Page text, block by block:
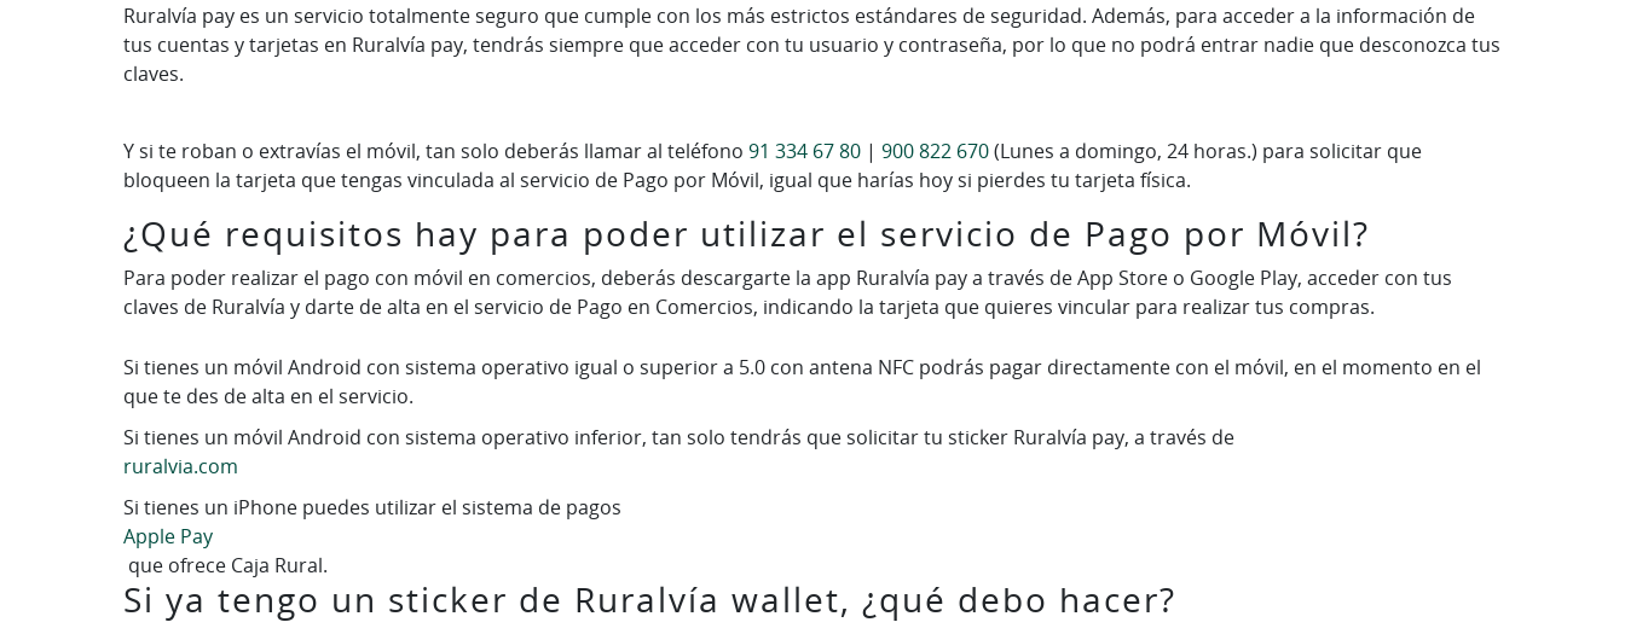
Ruralvía pay es un servicio totalmente seguro que cumple con los más estrictos estándares de seguridad. Además, para acceder a la información de
tus cuentas y tarjetas en Ruralvía pay, tendrás siempre que acceder con tu usuario y contraseña, por lo que no podrá entrar nadie que desconozca tus
claves.
Y si te roban o extravías el móvil, tan solo deberás llamar al teléfono 91 334 67 80 | 900 822 670(Lunes a domingo, 24 horas.) para solicitar que
bloqueen la tarjeta que tengas vinculada al servicio de Pago por Móvil, igual que harías hoy si pierdes tu tarjeta física.
¿Qué requisitos hay para poder utilizar el servicio de Pago por Móvil?
Para poder realizar el pago con móvil en comercios, deberás descargarte la app Ruralvía pay a través de App Store o Google Play, acceder con tus
claves de Ruralvía y darte de alta en el servicio de Pago en Comercios, indicando la tarjeta que quieres vincular para realizar tus compras.
Si tienes un móvil Android con sistema operativo igual o superior a 5.0 con antena NFC podrás pagar directamente con el móvil, en el momento en el
que te des de alta en el servicio.
Si tienes un móvil Android con sistema operativo inferior, tan solo tendrás que solicitar tu sticker Ruralvía pay, a través de
ruralvia.com
Si tienes un iPhone puedes utilizar el sistema de pagos
Apple Pay
que ofrece Caja Rural.
Si ya tengo un sticker de Ruralvía wallet, ¿qué debo hacer?